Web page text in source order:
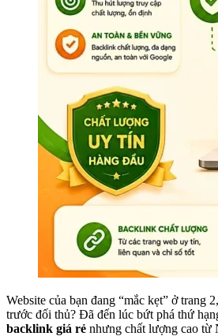
Website của bạn đang “mắc kẹt” ở trang
trước đối thủ? Đã đến lúc bứt phá thứ
backlink giá rẻ nhưng chất lượng cao từ